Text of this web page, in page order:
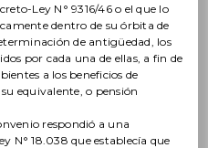
Ley N° 9316/46 o el que lo
dentro de su órbita de
de antigüedad, los
por cada una de ellas, a fin de
a los beneficios de
equivalente, o pensión
respondió a una
N° 18.038 que establecía que